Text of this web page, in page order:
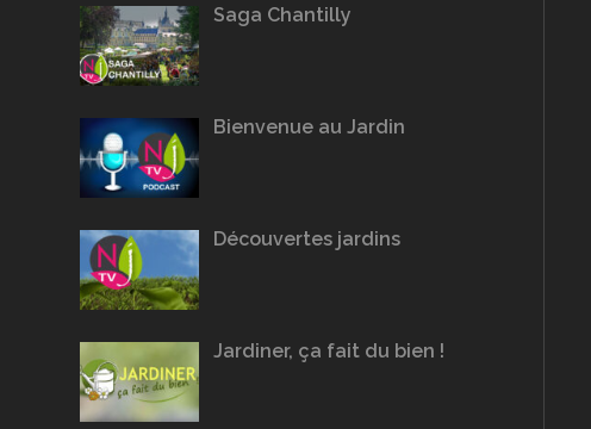
Saga Chantilly
Bienvenue au Jardin
Découvertes jardins
Jardiner, ça fait du bien !